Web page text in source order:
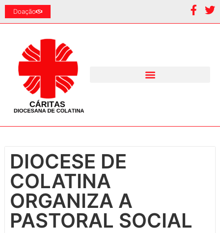
Doação
DIOCESE DE
COLATINA
ORGANIZA A
PASTORAL SOCIAL